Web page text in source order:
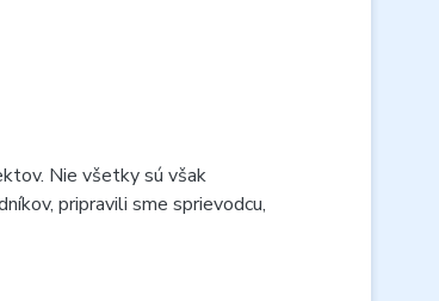
Nie všetky sú však
pripravili sme sprievodcu,